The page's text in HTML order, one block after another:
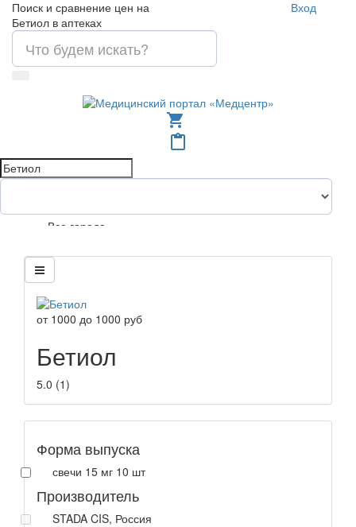
Поиск и сравнение цен на
Бетиол в аптеках
Вход
shopping_cart
content_paste
Все города
от 1000 до 1000 руб
Бетиол
5.0 (1)
Форма выпуска
свечи 15 мг 10 шт
Производитель
STADA CIS, Россия